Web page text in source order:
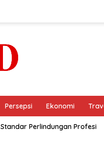
Persepsi Ekonomi
Standar Perlindungan Profesi